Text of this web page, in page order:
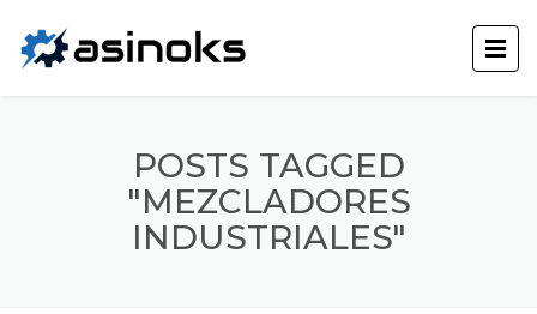
POSTS TAGGED
"MEZCLADORES
INDUSTRIALES"